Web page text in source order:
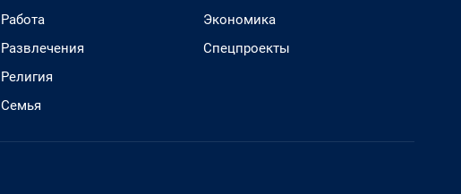
Работа
Развлечения
Религия
Семья
Экономика
Спецпроекты